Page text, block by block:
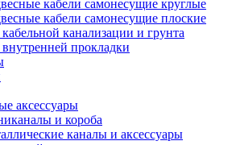
кабели самонесущие круглые
кабели самонесущие плоские
канализации и грунта
прокладки
аксессуары
и короба
каналы и аксессуары